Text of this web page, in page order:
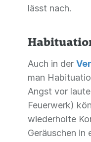
lässt nach.
Auch in der
man
Angst vor
Feuerwerk)
wiederholte
Geräuschen in